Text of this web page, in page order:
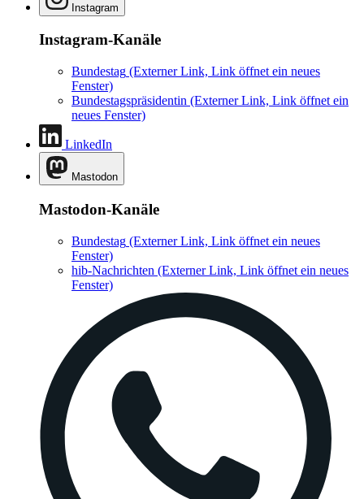
Instagram
Instagram-Kanäle
Bundestag (Externer Link, Link öffnet ein neues
Fenster)
Bundestagspräsidentin (Externer Link, Link öffnet ein
neues Fenster)
LinkedIn
Mastodon
Mastodon-Kanäle
Bundestag (Externer Link, Link öffnet ein neues
Fenster)
hib-Nachrichten (Externer Link, Link öffnet ein neues
Fenster)